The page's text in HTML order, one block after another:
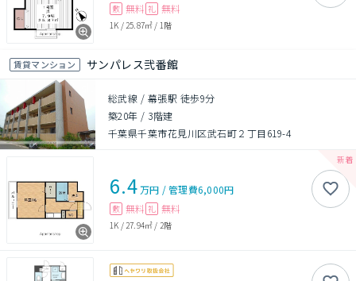
敷 無料 礼 無料
1K / 25.87㎡ / 1階
賃貸マンション サンパレス弐番館
総武線 / 幕張駅 徒歩9分
築20年 / 3階建
千葉県千葉市花見川区武石町２丁目619-4
6.4万円 /管理費6,000円
敷 無料 礼 無料
1K / 27.94㎡ / 2階